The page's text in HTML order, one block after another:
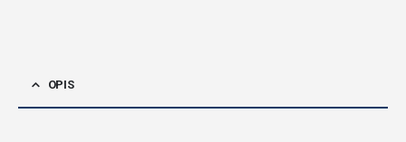
OPIS